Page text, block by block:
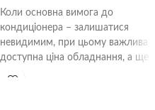
Коли основна вимога до
кондиціонера – залишатися
невидимим, при цьому важлива
доступна ціна обладнання, а ще